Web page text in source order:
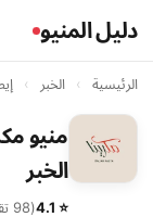
دليل المنيو
الرئيسية › الخبر ›
منيو
الخبر
⭐ 4.1 (98 تقييم)